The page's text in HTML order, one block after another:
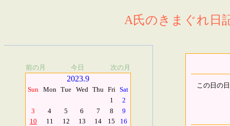
A氏のきまぐれ日
前の月 今日 次の月
2023.9
Sun Mon Tue Wed Thu Fri Sat
1
2
3
4 5 6 7 8
9
10
11 12 13 14 15
16
この日の